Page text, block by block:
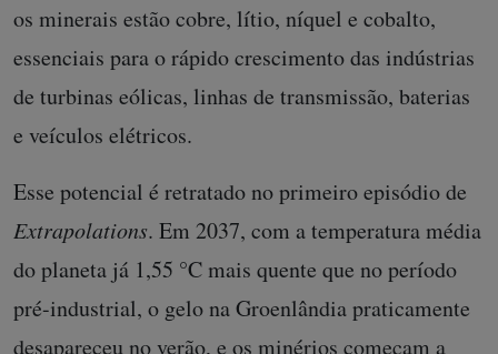
os minerais estão cobre, lítio, níquel e cobalto,
essenciais para o rápido crescimento das indústrias
de turbinas eólicas, linhas de transmissão, baterias
e veículos elétricos.
Esse potencial é retratado no primeiro episódio de
Extrapolations. Em 2037, com a temperatura média
do planeta já 1,55 °C mais quente que no período
pré-industrial, o gelo na Groenlândia praticamente
desapareceu no verão, e os minérios começam a